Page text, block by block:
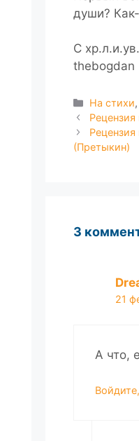
души?
С
thebogdan
Рубрики
На стихи,
(Претыкин)
3
21
А что,